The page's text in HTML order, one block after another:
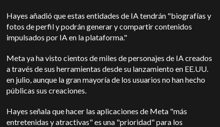
Hayes añadió que estas entidades de IA tendrán "biografías y
fotos de perfil y podrán generar y compartir contenidos
impulsados por IA en la plataforma."
Meta ya ha visto cientos de miles de personajes de IA creados
a través de sus herramientas desde su lanzamiento en EE.UU.
en julio, aunque la gran mayoría de los usuarios no han hecho
públicas sus creaciones.
Hayes señala que hacer las aplicaciones de Meta "más
entretenidas y atractivas" es una "prioridad" para los